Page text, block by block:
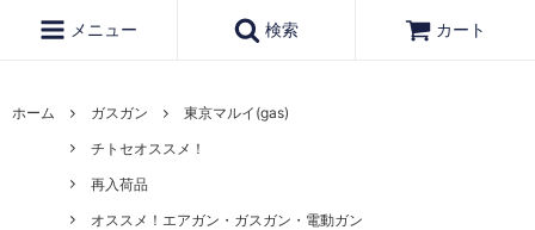
メニュー 検索 カート
ホーム ガスガン
東京マルイ(gas)
チトセオススメ！
再入荷品
オススメ！エアガン・ガスガン・電動ガン